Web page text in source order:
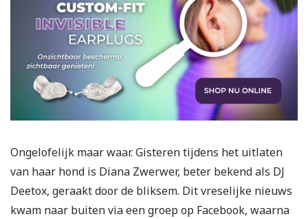
Ongelofelijk maar waar. Gisteren tijdens het uitlaten
van haar hond is Diana Zwerwer, beter bekend als DJ
Deetox, geraakt door de bliksem. Dit vreselijke nieuws
kwam naar buiten via een groep op Facebook, waarna